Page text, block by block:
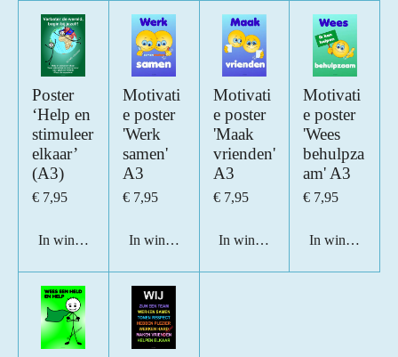
Poster
‘Help en
stimuleer
elkaar’
(A3)
€ 7,95
In winkelwagen
Motivati
e poster
'Werk
samen'
A3
€ 7,95
In winkelwagen
Motivati
e poster
'Maak
vrienden'
A3
€ 7,95
In winkelwagen
Motivati
e poster
'Wees
behulpza
am' A3
€ 7,95
In